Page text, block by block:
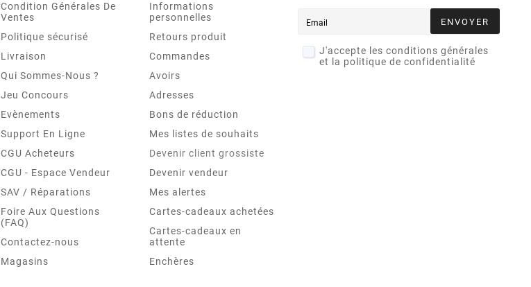
Condition Générales De
Ventes
Politique sécurisé
Livraison
Qui Sommes-Nous ?
Jeu Concours
Evènements
Support En Ligne
CGU Acheteurs
CGU - Espace Vendeur
SAV / Réparations
Foire Aux Questions
(FAQ)
Contactez-nous
Magasins
Informations
personnelles
Retours produit
Commandes
Avoirs
Adresses
Bons de réduction
Mes listes de souhaits
Devenir client grossiste
Devenir vendeur
Mes alertes
Cartes-cadeaux achetées
Cartes-cadeaux en
attente
Enchères
ENVOYER
J'accepte les conditions générales
et la politique de confidentialité